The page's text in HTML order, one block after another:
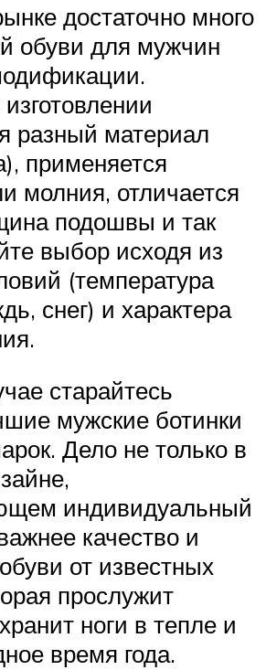
достаточно много
обуви для мужчин
разный материал
применяется
молния, отличается
подошвы и так
выбор исходя из
(температура
снег) и характера
старайтесь
мужские ботинки
Дело не только в
индивидуальный
качество и
от известных
прослужит
ноги в тепле и
время года.